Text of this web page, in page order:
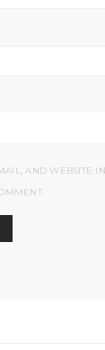
AND WEBSITE